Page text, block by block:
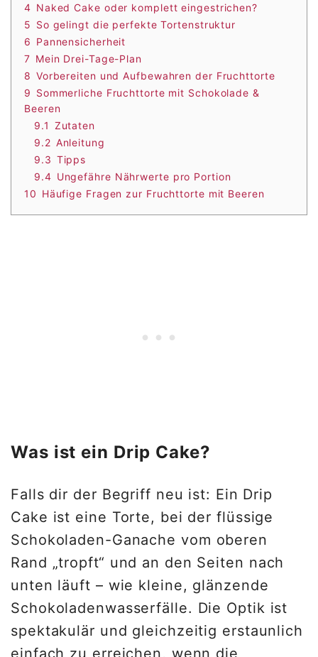
4 Naked Cake oder komplett eingestrichen?
5 So gelingt die perfekte Tortenstruktur
6 Pannensicherheit
7 Mein Drei-Tage-Plan
8 Vorbereiten und Aufbewahren der Fruchttorte
9 Sommerliche Fruchttorte mit Schokolade &
Beeren
9.1 Zutaten
9.2 Anleitung
9.3 Tipps
9.4 Ungefähre Nährwerte pro Portion
10 Häufige Fragen zur Fruchttorte mit Beeren
Was ist ein Drip Cake?
Falls dir der Begriff neu ist: Ein Drip
Cake ist eine Torte, bei der flüssige
Schokoladen-Ganache vom oberen
Rand „tropft“ und an den Seiten nach
unten läuft – wie kleine, glänzende
Schokoladenwasserfälle. Die Optik ist
spektakulär und gleichzeitig erstaunlich
einfach zu erreichen, wenn die